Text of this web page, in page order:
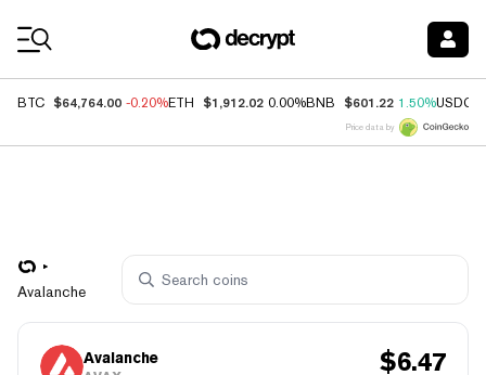
BTC $64,764.00 -0.20%ETH $1,912.02 0.00%BNB $601.22 1.50%USDC
Price data by
Avalanche
Avalanche $6.47